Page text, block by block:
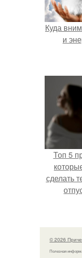
Куда
и
Топ 5
сделать
© 2026
Полезная